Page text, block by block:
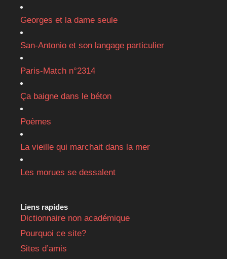
Georges et la dame seule
San-Antonio et son langage particulier
Paris-Match n°2314
Ça baigne dans le béton
Poèmes
La vieille qui marchait dans la mer
Les morues se dessalent
Liens rapides
Dictionnaire non académique
Pourquoi ce site?
Sites d’amis